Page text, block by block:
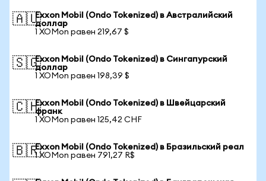
🇦🇺Exxon Mobil (Ondo Tokenized) в Австралийский
доллар
1 XOMon равен 219,67 $
🇸🇬Exxon Mobil (Ondo Tokenized) в Сингапурский
доллар
1 XOMon равен 198,39 $
🇨🇭Exxon Mobil (Ondo Tokenized) в Швейцарский
франк
1 XOMon равен 125,42 CHF
🇧🇷Exxon Mobil (Ondo Tokenized) в Бразильский реал
1 XOMon равен 791,27 R$